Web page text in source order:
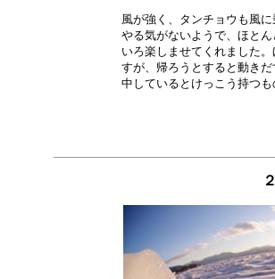
風が強く、タンチョウも風
やる気がないようで、ほと
いろ楽しませてくれました
すが、帰ろうとすると動き